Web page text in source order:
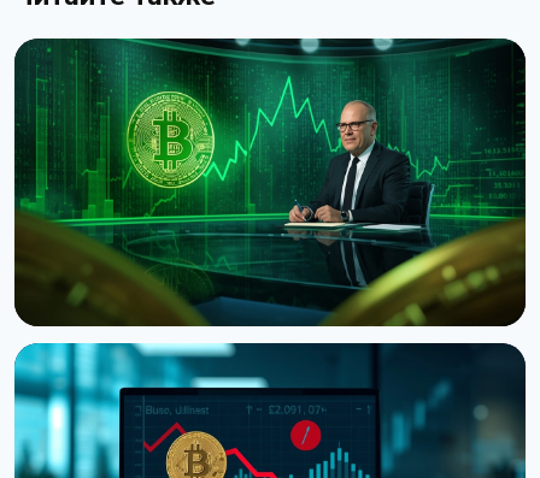
Ведущий CNBC Джим Крамер продает Bitcoin из-
за квантовой угрозы от IBM
5 августа 2026 г. 4 мин чтения